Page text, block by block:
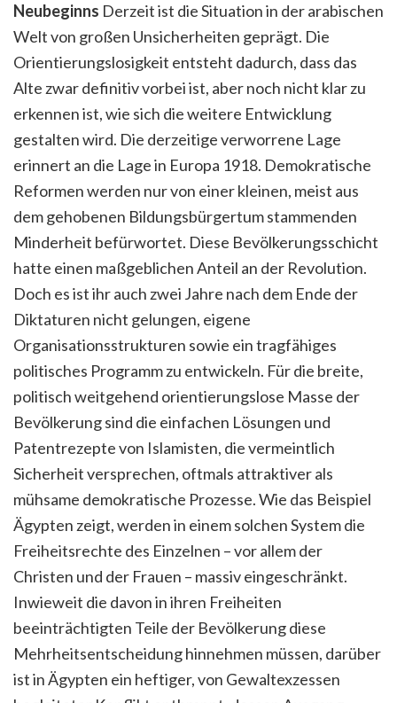
Neubeginns Derzeit ist die Situation in der arabischen
Welt von großen Unsicherheiten geprägt. Die
Orientierungslosigkeit entsteht dadurch, dass das
Alte zwar definitiv vorbei ist, aber noch nicht klar zu
erkennen ist, wie sich die weitere Entwicklung
gestalten wird. Die derzeitige verworrene Lage
erinnert an die Lage in Europa 1918. Demokratische
Reformen werden nur von einer kleinen, meist aus
dem gehobenen Bildungsbürgertum stammenden
Minderheit befürwortet. Diese Bevölkerungsschicht
hatte einen maßgeblichen Anteil an der Revolution.
Doch es ist ihr auch zwei Jahre nach dem Ende der
Diktaturen nicht gelungen, eigene
Organisationsstrukturen sowie ein tragfähiges
politisches Programm zu entwickeln. Für die breite,
politisch weitgehend orientierungslose Masse der
Bevölkerung sind die einfachen Lösungen und
Patentrezepte von Islamisten, die vermeintlich
Sicherheit versprechen, oftmals attraktiver als
mühsame demokratische Prozesse. Wie das Beispiel
Ägypten zeigt, werden in einem solchen System die
Freiheitsrechte des Einzelnen – vor allem der
Christen und der Frauen – massiv eingeschränkt.
Inwieweit die davon in ihren Freiheiten
beeinträchtigten Teile der Bevölkerung diese
Mehrheitsentscheidung hinnehmen müssen, darüber
ist in Ägypten ein heftiger, von Gewaltexzessen